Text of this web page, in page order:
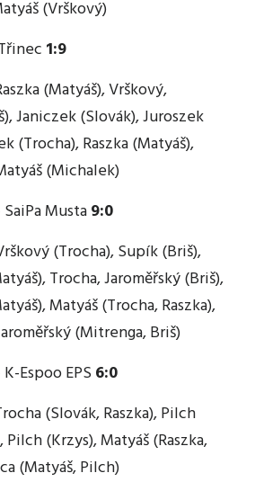
(Vrškový)
1:9
(Matyáš), Vrškový,
Janiczek (Slovák), Juroszek
(Trocha), Raszka (Matyáš),
(Michalek)
SaiPa Musta9:0
(Trocha), Supík (Briš),
Trocha, Jaroměřský (Briš),
Matyáš (Trocha, Raszka),
(Mitrenga, Briš)
Espoo EPS 6:0
(Slovák, Raszka), Pilch
(Krzys), Matyáš (Raszka,
(Matyáš, Pilch)